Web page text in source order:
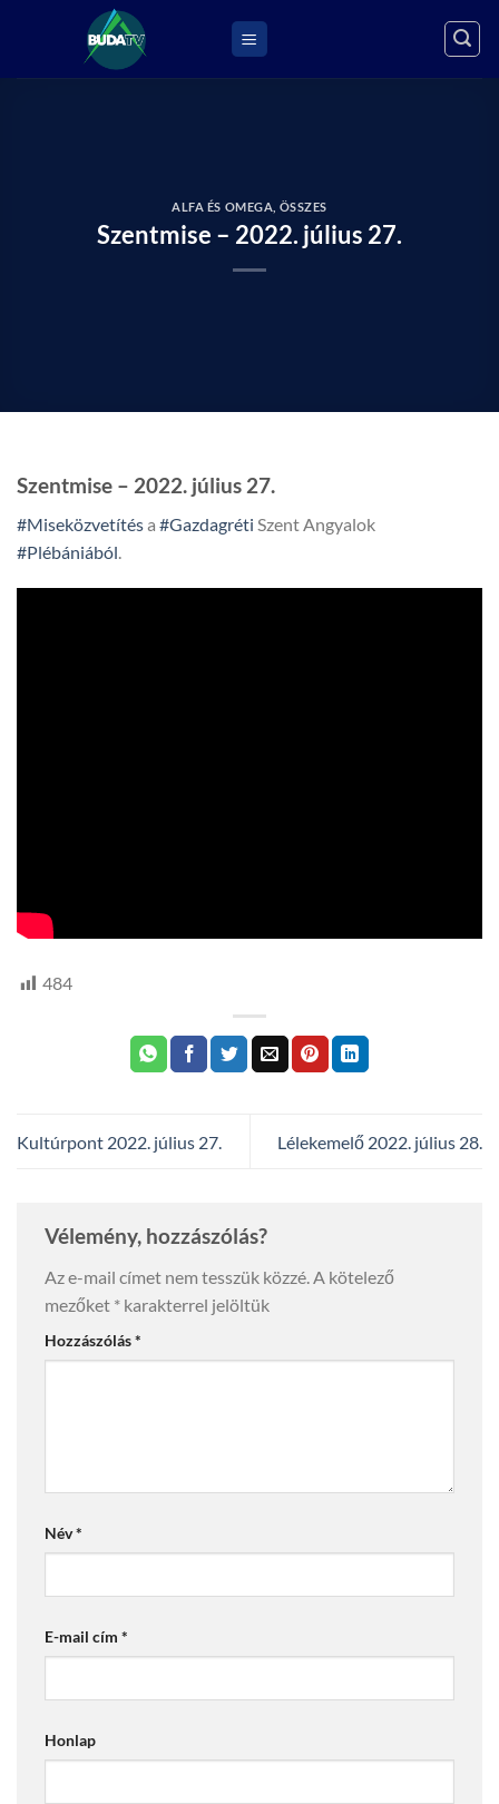
ALFA ÉS OMEGA ÖSSZES
Szentmise – 2022. július 27.
Szentmise – 2022. július 27.
#Miseközvetítésa #Gazdagréti Szent Angyalok
#Plébániából
484
Kultúrpont 2022. július 27. Lélekemelő 2022. július 28.
Vélemény, hozzászólás?
Az e-mail címet nem tesszük közzé.A kötelező
mezőket * karakterrel jelöltük
Hozzászólás*
Név*
E-mail cím *
Honlap